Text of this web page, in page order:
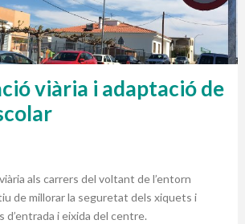
viària i adaptació de
als carrers del voltant de l’entorn
de millorar la seguretat dels xiquets i
d’entrada i eixida del centre.